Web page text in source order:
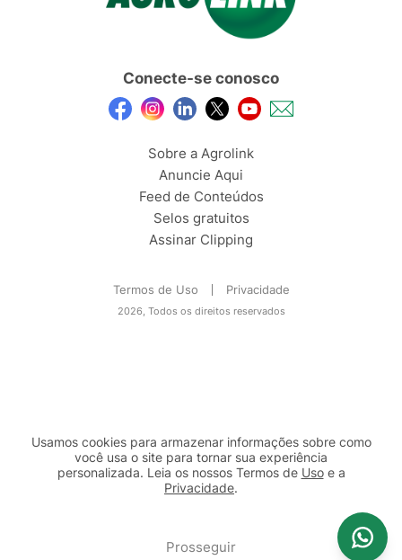
Conecte-se conosco
Sobre a Agrolink
Anuncie Aqui
Feed de Conteúdos
Selos gratuitos
Assinar Clipping
Termos de Uso Privacidade
2026, Todos os direitos reservados
Usamos cookies para armazenar informações sobre como
você usa o site para tornar sua experiência
personalizada. Leia os nossos Termos de Usoe a
Privacidade.
Prosseguir